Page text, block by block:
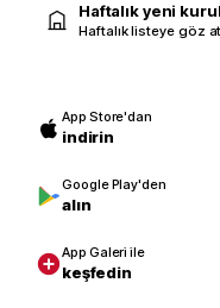
Haftalık yeni
Haftalık listeye göz
App Store'dan
indirin
Google Play'den
alın
App Galeri ile
keşfedin